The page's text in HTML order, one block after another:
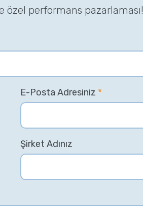
özel performans pazarlaması!
E-Posta Adresiniz *
Şirket Adınız